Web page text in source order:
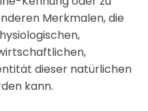
Merkmalen, die
dieser natürlichen
kann.